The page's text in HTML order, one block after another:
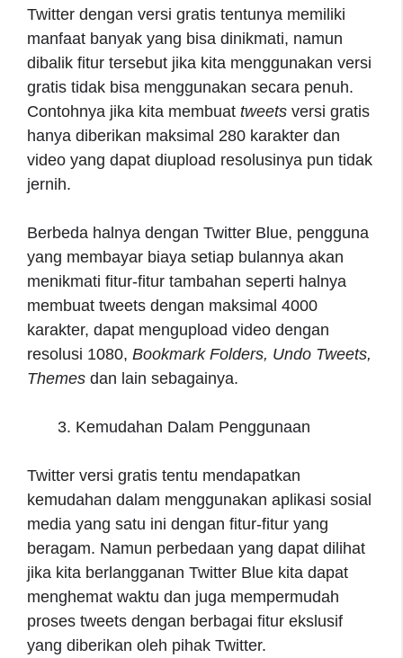
Twitter dengan versi gratis tentunya memiliki
manfaat banyak yang bisa dinikmati, namun
dibalik fitur tersebut jika kita menggunakan versi
gratis tidak bisa menggunakan secara penuh.
Contohnya jika kita membuat tweets versi gratis
hanya diberikan maksimal 280 karakter dan
video yang dapat diupload resolusinya pun tidak
jernih.
Berbeda halnya dengan Twitter Blue, pengguna
yang membayar biaya setiap bulannya akan
menikmati fitur-fitur tambahan seperti halnya
membuat tweets dengan maksimal 4000
karakter, dapat mengupload video dengan
resolusi 1080, Bookmark Folders, Undo Tweets,
Themes dan lain sebagainya.
Kemudahan Dalam Penggunaan
Twitter versi gratis tentu mendapatkan
kemudahan dalam menggunakan aplikasi sosial
media yang satu ini dengan fitur-fitur yang
beragam. Namun perbedaan yang dapat dilihat
jika kita berlangganan Twitter Blue kita dapat
menghemat waktu dan juga mempermudah
proses tweets dengan berbagai fitur ekslusif
yang diberikan oleh pihak Twitter.